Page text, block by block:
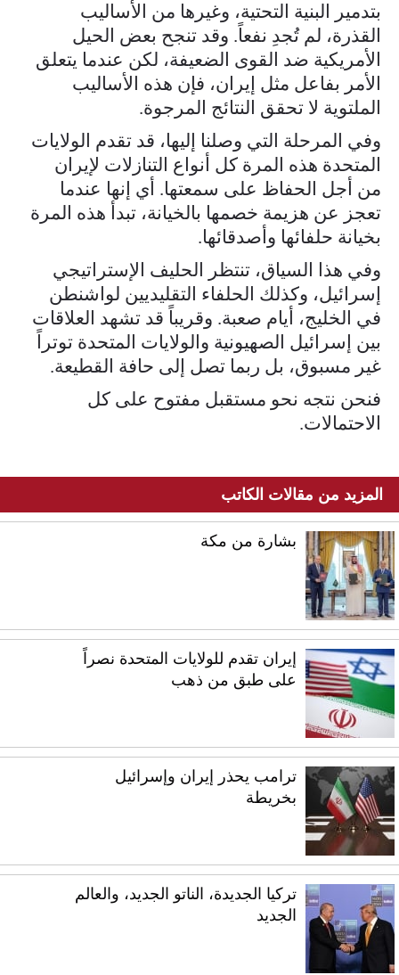
بتدمير البنية التحتية، وغيرها من الأساليب
القذرة، لم تُجدِ نفعاً. وقد تنجح بعض الحيل
الأمريكية ضد القوى الضعيفة، لكن عندما يتعلق
الأمر بفاعل مثل إيران، فإن هذه الأساليب
الملتوية لا تحقق النتائج المرجوة.
وفي المرحلة التي وصلنا إليها، قد تقدم الولايات
المتحدة هذه المرة كل أنواع التنازلات لإيران
من أجل الحفاظ على سمعتها. أي إنها عندما
تعجز عن هزيمة خصمها بالخيانة، تبدأ هذه المرة
بخيانة حلفائها وأصدقائها.
وفي هذا السياق، تنتظر الحليف الإستراتيجي
إسرائيل، وكذلك الحلفاء التقليديين لواشنطن
في الخليج، أيام صعبة. وقريباً قد تشهد العلاقات
بين إسرائيل الصهيونية والولايات المتحدة توتراً
غير مسبوق، بل ربما تصل إلى حافة القطيعة.
فنحن نتجه نحو مستقبل مفتوح على كل
الاحتمالات.
المزيد من مقالات الكاتب
بشارة من مكة
إيران تقدم للولايات المتحدة نصراً
على طبق من ذهب
ترامب يحذر إيران وإسرائيل
بخريطة
تركيا الجديدة، الناتو الجديد، والعالم
الجديد